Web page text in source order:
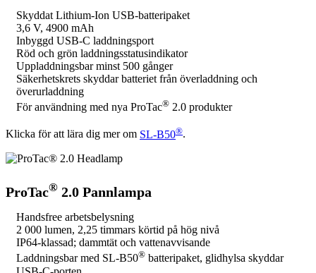
Skyddat Lithium-Ion USB-batteripaket
3,6 V, 4900 mAh
Inbyggd USB-C laddningsport
Röd och grön laddningsstatusindikator
Uppladdningsbar minst 500 gånger
Säkerhetskrets skyddar batteriet från överladdning och
överurladdning
För användning med nya ProTac® 2.0 produkter
Klicka för att lära dig mer om SL-B50®.
ProTac® 2.0 Pannlampa
Handsfree arbetsbelysning
2 000 lumen, 2,25 timmars körtid på hög nivå
IP64-klassad; dammtät och vattenavvisande
Laddningsbar med SL-B50® batteripaket, glidhylsa skyddar